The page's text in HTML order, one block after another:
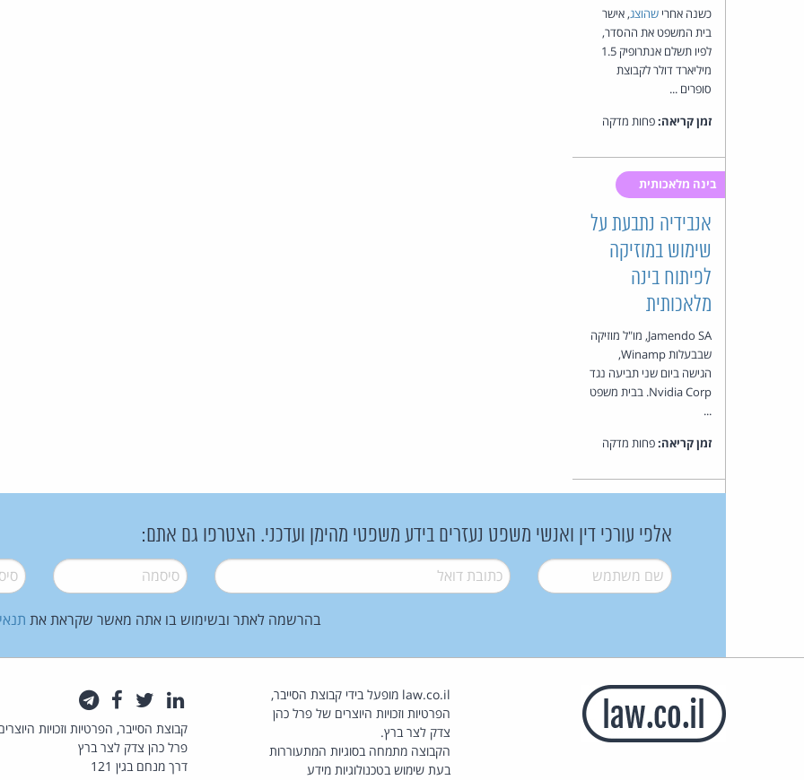
כשנה אחרי שהוצג, אישר
בית המשפט את ההסדר,
לפיו תשלם אנתרופיק 1.5
מיליארד דולר לקבוצת
סופרים ...
זמן קריאה:פחות מדקה
בינה מלאכותית
אנבידיה נתבעת על
שימוש במוזיקה
לפיתוח בינה
מלאכותית
Jamendo SA, מו"ל מוזיקה
שבבעלות Winamp,
הגישה ביום שני תביעה נגד
Nvidia Corp. בבית משפט
...
זמן קריאה:פחות מדקה
אלפי עורכי דין ואנשי משפט נעזרים בידע משפטי מהימן ועדכני. הצטרפו גם אתם:
שם משתמש* דואל* סיסמה*
בהרשמה לאתר ובשימוש בו אתה מאשר שקראת את
law.co.il מופעל בידי קבוצת הסייבר,
הפרטיות וזכויות היוצרים של פרל כהן
צדק לצר ברץ.
הקבוצה מתמחה בסוגיות המתעוררות
בעת שימוש בטכנולוגיות מידע
לינקדאין
טוויטרפייסבוק
קבוצת הסייבר, הפרטיות וזכויות
פרל כהן צדק לצר ברץ
דרך מנחם בגין 121